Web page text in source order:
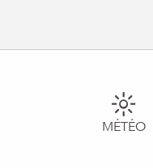
MÉTÉO